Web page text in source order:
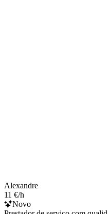
Alexandre
11 €/h
Novo